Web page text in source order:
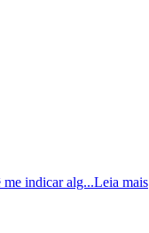
me indicar alg...Leia mais